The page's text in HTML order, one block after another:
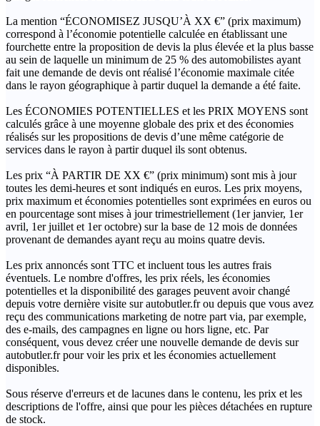
La mention “ÉCONOMISEZ JUSQU’À XX €” (prix maximum)
correspond à l’économie potentielle calculée en établissant une
fourchette entre la proposition de devis la plus élevée et la plus basse
au sein de laquelle un minimum de 25 % des automobilistes ayant
fait une demande de devis ont réalisé l’économie maximale citée
dans le rayon géographique à partir duquel la demande a été faite.
Les ÉCONOMIES POTENTIELLES et les PRIX MOYENS sont
calculés grâce à une moyenne globale des prix et des économies
réalisés sur les propositions de devis d’une même catégorie de
services dans le rayon à partir duquel ils sont obtenus.
Les prix “À PARTIR DE XX €” (prix minimum) sont mis à jour
toutes les demi-heures et sont indiqués en euros. Les prix moyens,
prix maximum et économies potentielles sont exprimées en euros ou
en pourcentage sont mises à jour trimestriellement (1er janvier, 1er
avril, 1er juillet et 1er octobre) sur la base de 12 mois de données
provenant de demandes ayant reçu au moins quatre devis.
Les prix annoncés sont TTC et incluent tous les autres frais
éventuels. Le nombre d'offres, les prix réels, les économies
potentielles et la disponibilité des garages peuvent avoir changé
depuis votre dernière visite sur autobutler.fr ou depuis que vous avez
reçu des communications marketing de notre part via, par exemple,
des e-mails, des campagnes en ligne ou hors ligne, etc. Par
conséquent, vous devez créer une nouvelle demande de devis sur
autobutler.fr pour voir les prix et les économies actuellement
disponibles.
Sous réserve d'erreurs et de lacunes dans le contenu, les prix et les
descriptions de l'offre, ainsi que pour les pièces détachées en rupture
de stock.